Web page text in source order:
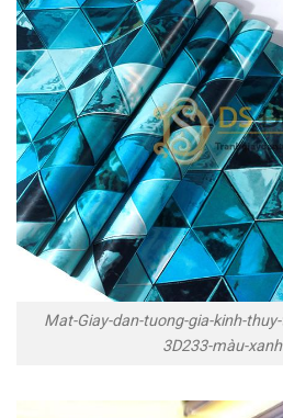
Mat-Giay-dan-tuong-gia-kinh-
3D233-màu-